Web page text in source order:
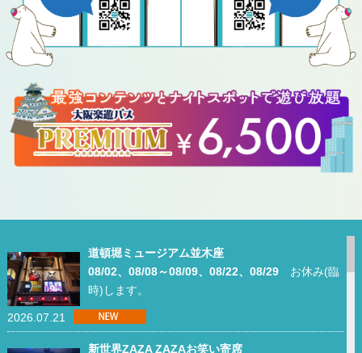
道頓堀ミュージアム並木座
08/02、08/08～08/09、08/22、08/29お休み(臨
時)します。
2026.07.21
新世界ZAZA ZAZAお笑い寄席